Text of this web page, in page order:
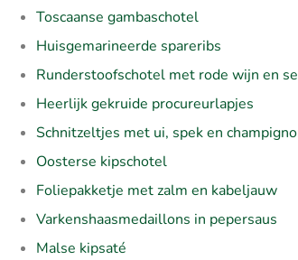
Toscaanse gambaschotel
Huisgemarineerde spareribs
Runderstoofschotel met rode wijn en
Heerlijk gekruide procureurlapjes
Schnitzeltjes met ui, spek en
Oosterse kipschotel
Foliepakketje met zalm en kabeljauw
Varkenshaasmedaillons in pepersaus
Malse kipsaté